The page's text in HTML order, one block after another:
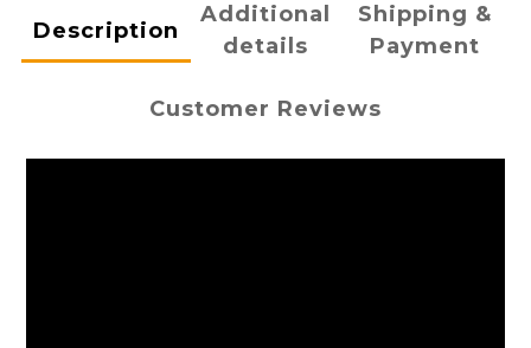
Description
Additional
details
Shipping &
Payment
Customer Reviews